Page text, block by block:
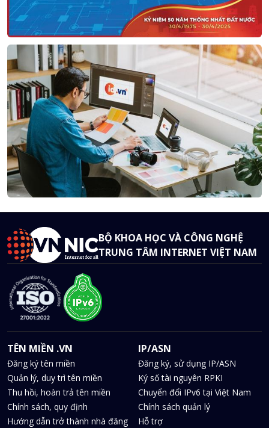
BỘ KHOA HỌC VÀ CÔNG NGHỆ
TRUNG TÂM INTERNET VIỆT NAM
TÊN MIỀN .VN
Đăng ký tên miền
Quản lý, duy trì tên miền
Thu hồi, hoàn trả tên miền
Chính sách, quy định
Hướng dẫn trở thành nhà đăng
IP/ASN
Đăng ký, sử dụng IP/ASN
Ký số tài nguyên RPKI
Chuyển đổi IPv6 tại Việt Nam
Chính sách quản lý
Hỗ trợ